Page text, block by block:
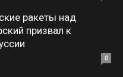
ракеты над
призвал к
0